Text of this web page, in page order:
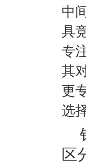
中
具
专
其
更
选
区